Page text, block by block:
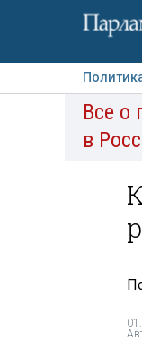
Авторы
Все о
в